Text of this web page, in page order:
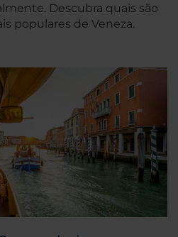
Descubra quais são
populares de Veneza.